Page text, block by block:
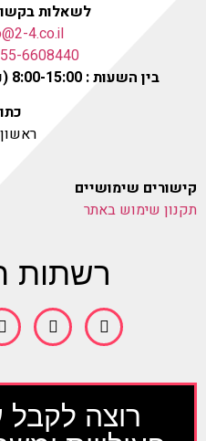
רוצה לקבל
רשתות
לשאלות
4.co.il
6608440
בין השעות : 8:00-15:00 (ניתן לשלוח גם וואטסאפ)
קישורים שימושיים
תקנון שימוש באתר